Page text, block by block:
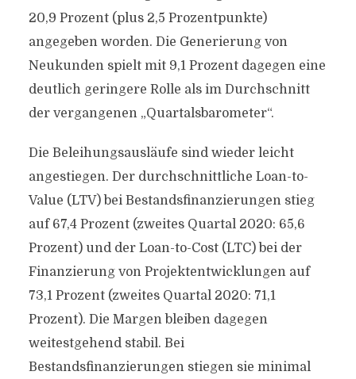
20,9 Prozent (plus 2,5 Prozentpunkte)
angegeben worden. Die Generierung von
Neukunden spielt mit 9,1 Prozent dagegen eine
deutlich geringere Rolle als im Durchschnitt
der vergangenen „Quartalsbarometer“.
Die Beleihungsausläufe sind wieder leicht
angestiegen. Der durchschnittliche Loan-to-
Value (LTV) bei Bestandsfinanzierungen stieg
auf 67,4 Prozent (zweites Quartal 2020: 65,6
Prozent) und der Loan-to-Cost (LTC) bei der
Finanzierung von Projektentwicklungen auf
73,1 Prozent (zweites Quartal 2020: 71,1
Prozent). Die Margen bleiben dagegen
weitestgehend stabil. Bei
Bestandsfinanzierungen stiegen sie minimal